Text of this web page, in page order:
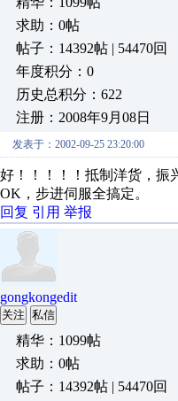
求助：0帖
帖子：14392帖 | 54470回
年度积分：0
历史总积分：622
注册：2008年9月08日
发表于：2002-09-25 23:20:00
好！！！！！抵制洋货，振
OK，步进伺服全搞定。
回复 引用 举报
gongkongedit
关注 私信
精华：1099帖
求助：0帖
帖子：14392帖 | 54470回